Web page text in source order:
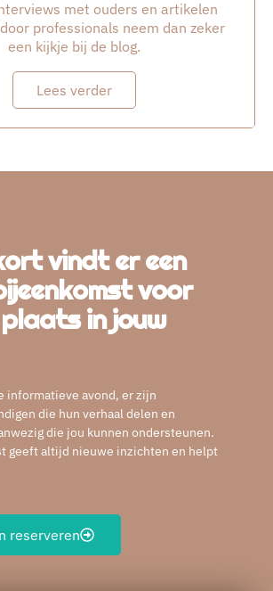
met ouders en artikelen
professionals neem dan zeker
een kijkje bij de blog.
Lees verder
vindt er een
voor
in jouw
informatieve avond, er zijn
die hun verhaal delen en
die jou kunnen ondersteunen.
geeft altijd nieuwe inzichten en helpt
reserveren